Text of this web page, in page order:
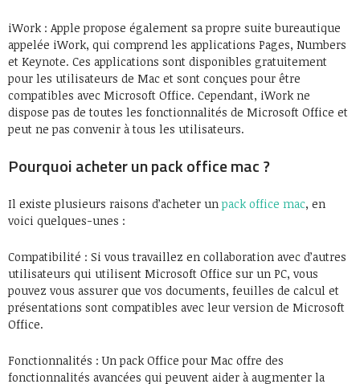
iWork : Apple propose également sa propre suite bureautique
appelée iWork, qui comprend les applications Pages, Numbers
et Keynote. Ces applications sont disponibles gratuitement
pour les utilisateurs de Mac et sont conçues pour être
compatibles avec Microsoft Office. Cependant, iWork ne
dispose pas de toutes les fonctionnalités de Microsoft Office et
peut ne pas convenir à tous les utilisateurs.
Pourquoi acheter un pack office mac ?
Il existe plusieurs raisons d’acheter unpack office mac, en
voici quelques-unes :
Compatibilité : Si vous travaillez en collaboration avec d’autres
utilisateurs qui utilisent Microsoft Office sur un PC, vous
pouvez vous assurer que vos documents, feuilles de calcul et
présentations sont compatibles avec leur version de Microsoft
Office.
Fonctionnalités : Un pack Office pour Mac offre des
fonctionnalités avancées qui peuvent aider à augmenter la